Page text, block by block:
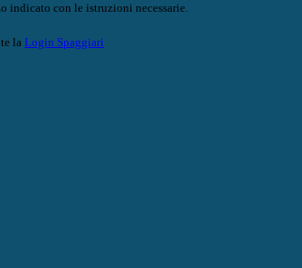
indicato con le istruzioni necessarie.
la Login Spaggiari